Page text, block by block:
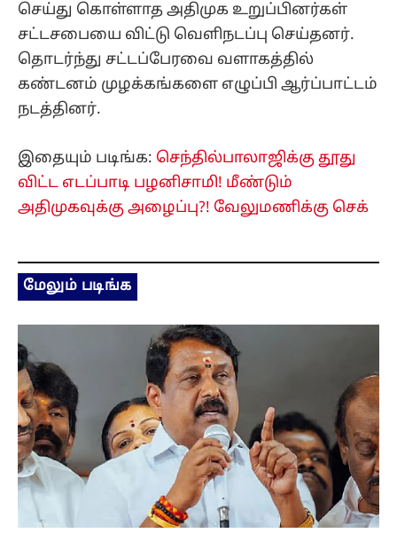
செய்து கொள்ளாத அதிமுக உறுப்பினர்கள்
சட்டசபையை விட்டு வெளிநடப்பு செய்தனர்.
தொடர்ந்து சட்டப்பேரவை வளாகத்தில்
கண்டனம் முழக்கங்களை எழுப்பி ஆர்ப்பாட்டம்
நடத்தினர்.
இதையும் படிங்க: செந்தில்பாலாஜிக்கு தூது
விட்ட எடப்பாடி பழனிசாமி! மீண்டும்
அதிமுகவுக்கு அழைப்பு?! வேலுமணிக்கு செக்
மேலும் படிங்க